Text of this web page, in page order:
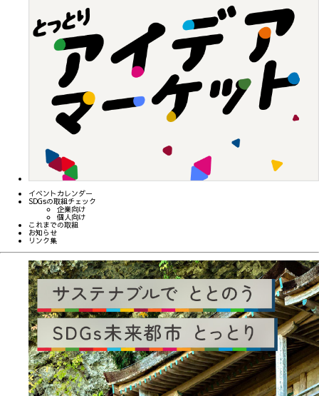
イベントカレンダー
SDGsの取組チェック
企業向け
個人向け
これまでの取組
お知らせ
リンク集